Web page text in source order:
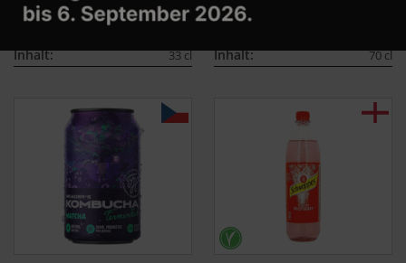
3.80
+ 0.30 Depot
Inhalt: 33 cl
22.50
Inhalt: 70 cl